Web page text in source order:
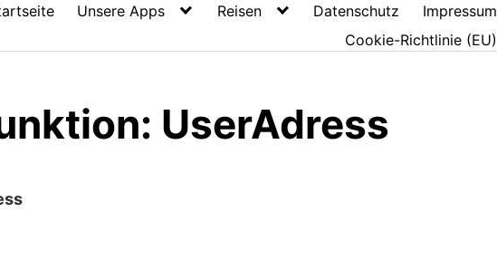
Unsere Apps Reisen Datenschutz
Impressum
Cookie-Richtlinie (EU)
UserAdress